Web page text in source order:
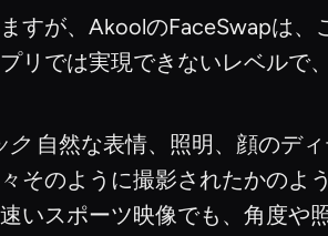
すが、AkoolのFaceSwapは、
リでは実現できないレベルで
ク 自然な表情、照明、顔のデ
そのように撮影されたかのよ
いスポーツ映像でも、角度や